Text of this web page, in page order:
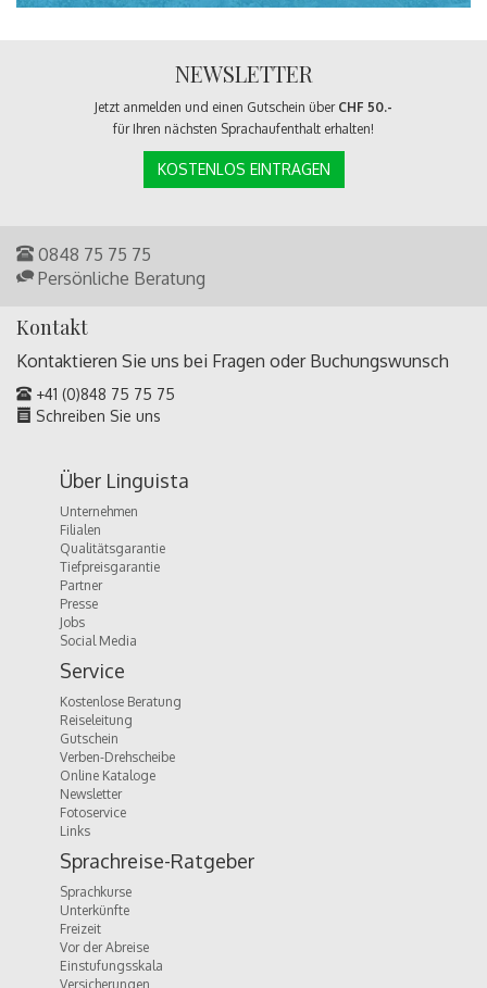
NEWSLETTER
Jetzt anmelden und einen Gutschein über CHF 50.-
für Ihren nächsten Sprachaufenthalt erhalten!
KOSTENLOS EINTRAGEN
0848 75 75 75
Persönliche Beratung
Kontakt
Kontaktieren Sie uns bei Fragen oder Buchungswunsch
+41 (0)848 75 75 75
Schreiben Sie uns
Über Linguista
Unternehmen
Filialen
Qualitätsgarantie
Tiefpreisgarantie
Partner
Presse
Jobs
Social Media
Service
Kostenlose Beratung
Reiseleitung
Gutschein
Verben-Drehscheibe
Online Kataloge
Newsletter
Fotoservice
Links
Sprachreise-Ratgeber
Sprachkurse
Unterkünfte
Freizeit
Vor der Abreise
Einstufungsskala
Versicherungen